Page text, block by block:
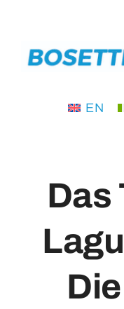
content
Startseite
Wo wir sind
Blog
Über uns
EN
Das